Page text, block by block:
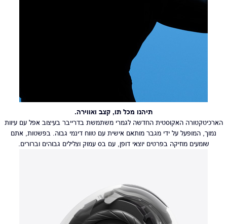
תיהנו מכל תו, קצב ואווירה.
הארכיטקטורה האקוסטית החדשה לגמרי משתמשת בדרייבר בעיצוב אפל עם עיוות
נמוך, המופעל על ידי מגבר מותאם אישית עם טווח דינמי גבוה. בפשטות, אתם
שומעים מוזיקה בפרטים יוצאי דופן, עם בס עמוק וצלילים גבוהים וברורים.